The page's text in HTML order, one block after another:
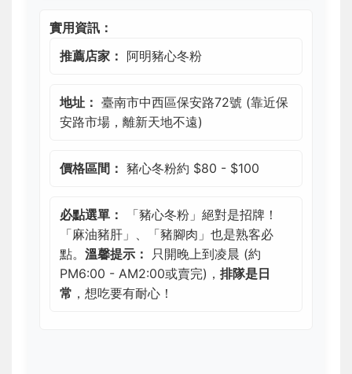
實用資訊：
推薦店家： 阿明豬心冬粉
地址： 臺南市中西區保安路72號 (靠近保
安路市場，離新天地不遠)
價格區間： 豬心冬粉約 $80 - $100
必點選單：
「豬心冬粉」絕對是招牌！
「麻油豬肝」、「豬腳肉」也是熟客必
點。 溫馨提示：
只開晚上到凌晨 (約
PM6:00 - AM2:00或賣完)， 排隊是日
常 ，想吃要有耐心！